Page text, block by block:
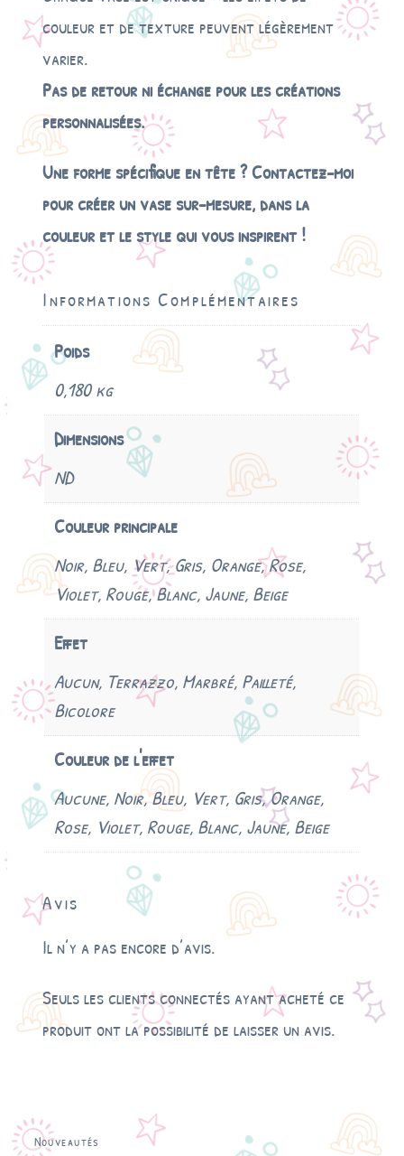
couleur et de texture peuvent légèrement
varier.
Pas de retour ni échange pour les créations
personnalisées.
Une forme spécifique en tête ? Contactez-moi
pour créer un vase sur-mesure, dans la
couleur et le style qui vous inspirent !
Informations Complémentaires
Poids
0,180 kg
Dimensions
ND
Couleur principale
Noir, Bleu, Vert, Gris, Orange, Rose,
Violet, Rouge, Blanc, Jaune, Beige
Effet
Aucun, Terrazzo, Marbré, Pailleté,
Bicolore
Couleur de l'effet
Aucune, Noir, Bleu, Vert, Gris, Orange,
Rose, Violet, Rouge, Blanc, Jaune, Beige
Avis
Il n’y a pas encore d’avis.
Seuls les clients connectés ayant acheté ce
produit ont la possibilité de laisser un avis.
Nouveautés